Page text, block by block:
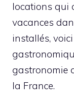
locations qui
vacances
installés,
gastronomie
la France.